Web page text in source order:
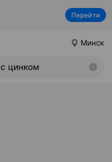
Перейти
Минск